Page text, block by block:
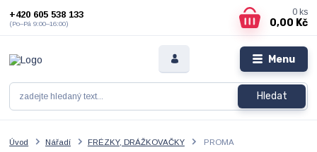
Menu
Hledat
+420 605 538 133
(Po–Pá 9:00–16:00)
0 ks
0,00 Kč
Úvod Nářadí FRÉZKY, DRÁŽKOVAČKY PROMA